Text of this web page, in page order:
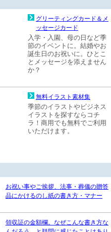
グリーティングカード＆メ
ッセージカード
入学・入園、母の日など季
節のイベントに。結婚やお
誕生日のお祝いに。ひとこ
とメッセージを添えません
か？
無料イラスト素材集
季節のイラストやビジネス
イラストを探すならコチ
ラ！商用でも無料でご利用
いただけます。
お祝い事やご挨拶、法事・葬儀の贈答
品にかけるのし紙の書き方・マナー
領収証の金額欄。なぜこんな書き方な